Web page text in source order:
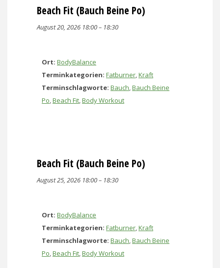
Beach Fit (Bauch Beine Po)
August 20, 2026 18:00– 18:30
Ort: BodyBalance
Terminkategorien: Fatburner,Kraft
Terminschlagworte: Bauch,Bauch Beine
Po,Beach Fit,Body Workout
Beach Fit (Bauch Beine Po)
August 25, 2026 18:00– 18:30
Ort: BodyBalance
Terminkategorien: Fatburner,Kraft
Terminschlagworte: Bauch,Bauch Beine
Po,Beach Fit,Body Workout